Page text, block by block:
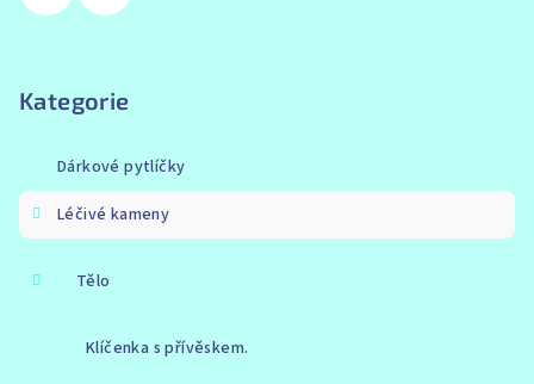
Kategorie
Dárkové pytlíčky
Léčivé kameny
Tělo
Klíčenka s přívěskem.